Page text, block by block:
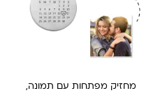
מחזיק מפתחות עם תמונה,